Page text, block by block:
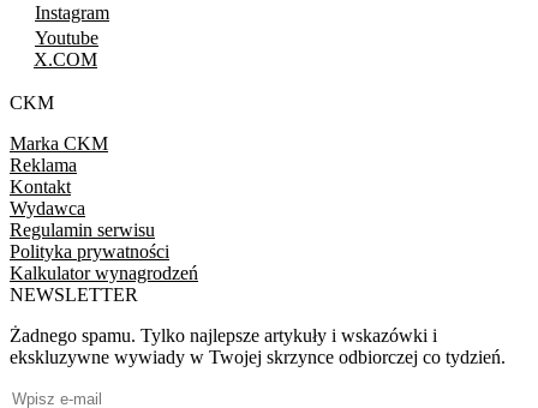
Instagram
Youtube
X.COM
CKM
Marka CKM
Reklama
Kontakt
Wydawca
Regulamin serwisu
Polityka prywatności
Kalkulator wynagrodzeń
NEWSLETTER
Żadnego spamu. Tylko najlepsze artykuły i wskazówki i
ekskluzywne wywiady w Twojej skrzynce odbiorczej co tydzień.